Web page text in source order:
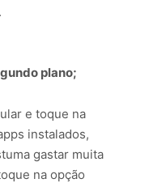
plano;⠀
e toque na
instalados,
gastar muita
na opção